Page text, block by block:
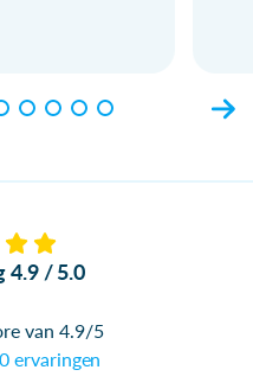
4.9 / 5.0
van 4.9/5
ervaringen